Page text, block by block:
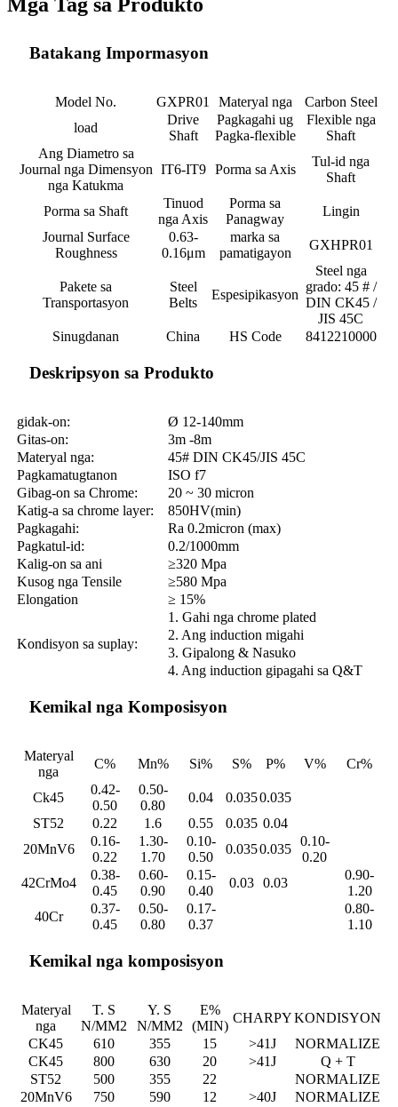
Batakang Impormasyon
Model No. GXPR01 Materyal nga
Carbon Steel
load
Drive
Shaft
Pagkagahi ug
Pagka-flexible
Flexible nga
Shaft
Ang Diametro sa
Journal nga Dimensyon
nga Katukma
IT6-IT9 Porma sa Axis
Tul-id nga
Shaft
Porma sa Shaft
Tinuod
nga Axis
Porma sa
Panagway
Lingin
Journal Surface
Roughness
0.63-
0.16μm
marka sa
pamatigayon
GXHPR01
Pakete sa
Transportasyon
Steel
Belts
Espesipikasyon
Steel nga
grado: 45 # /
DIN CK45 /
JIS 45C
Sinugdanan
China HS Code 8412210000
Deskripsyon sa Produkto
gidak-on:
Ø 12-140mm
Gitas-on:
3m -8m
Materyal nga:
45# DIN CK45/JIS 45C
Pagkamatugtanon
ISO f7
Gibag-on sa Chrome:
20 ~ 30 micron
Katig-a sa chrome layer:
850HV(min)
Pagkagahi:
Ra 0.2micron (max)
Pagkatul-id:
0.2/1000mm
Kalig-on sa ani
≥320 Mpa
Kusog nga Tensile
≥580 Mpa
Elongation
≥ 15%
Kondisyon sa suplay:
1. Gahi nga chrome plated
2. Ang induction migahi
3. Gipalong & Nasuko
4. Ang induction gipagahi sa Q&T
Kemikal nga Komposisyon
Materyal
nga
C% Mn% Si% S% P% V% Cr%
Ck45
0.42-
0.50
0.50-
0.80
0.04 0.0350.035
ST52
0.22 1.6 0.55 0.035 0.04
20MnV6
0.16-
0.22
1.30-
1.70
0.10-
0.50
0.0350.035
0.10-
0.20
42CrMo4
0.38-
0.45
0.60-
0.90
0.15-
0.40
0.03 0.03
0.90-
1.20
40Cr
0.37-
0.45
0.50-
0.80
0.17-
0.37
0.80-
1.10
Kemikal nga komposisyon
Materyal
nga
T. S
N/MM2
Y. S
N/MM2
E%
(MIN)
CHARPYKONDISYON
CK45
610 355 15 >41J
NORMALIZE
CK45
800 630 20 >41J
Q + T
ST52
500 355 22
NORMALIZE
20MnV6
750 590 12 >40J
NORMALIZE